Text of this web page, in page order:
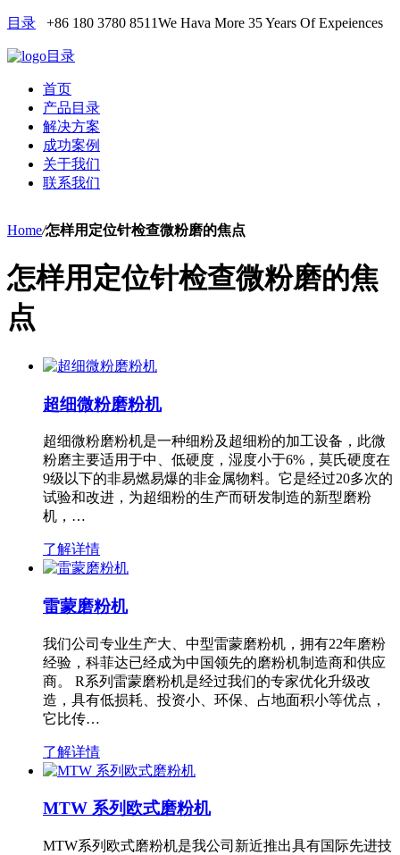
目录 +86 180 3780 8511We Hava More 35 Years Of Expeiences
目录
首页
产品目录
解决方案
成功案例
关于我们
联系我们
Home/怎样用定位针检查微粉磨的焦点
怎样用定位针检查微粉磨的焦
点
超细微粉磨粉机
超细微粉磨粉机是一种细粉及超细粉的加工设备，此微
粉磨主要适用于中、低硬度，湿度小于6%，莫氏硬度在
9级以下的非易燃易爆的非金属物料。它是经过20多次的
试验和改进，为超细粉的生产而研发制造的新型磨粉
机，…
了解详情
雷蒙磨粉机
我们公司专业生产大、中型雷蒙磨粉机，拥有22年磨粉
经验，科菲达已经成为中国领先的磨粉机制造商和供应
商。 R系列雷蒙磨粉机是经过我们的专家优化升级改
造，具有低损耗、投资小、环保、占地面积小等优点，
它比传…
了解详情
MTW 系列欧式磨粉机
MTW系列欧式磨粉机是我公司新近推出具有国际先进技